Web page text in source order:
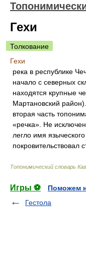
Гехи
Толкование
Гехи
река в республике
начало с северных
находятся крупные
Мартановский
вторая часть
«речка». Не
легло имя
покровительствовал
Топонимический словарь
Игры ⚽
Поможем
Гестола